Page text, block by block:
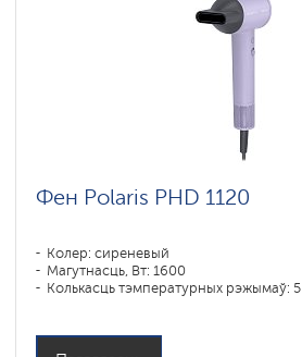
Фен Polaris PHD 1120
Колер: сиреневый
Магутнасць, Вт: 1600
Колькасць тэмпературных рэжымаў: 5